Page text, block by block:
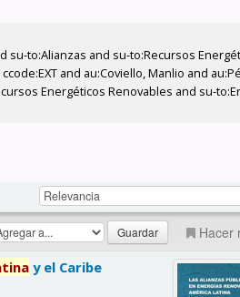
su-to:Alianzas and su-to:Recursos
and au:Coviello, Manlio and
Energéticos Renovables and su-
Hacer
y el Caribe